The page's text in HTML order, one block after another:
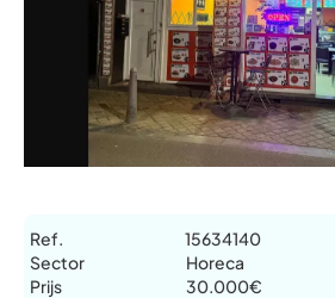
Ref.
Sector
Prijs
15634140
Horeca
30.000€